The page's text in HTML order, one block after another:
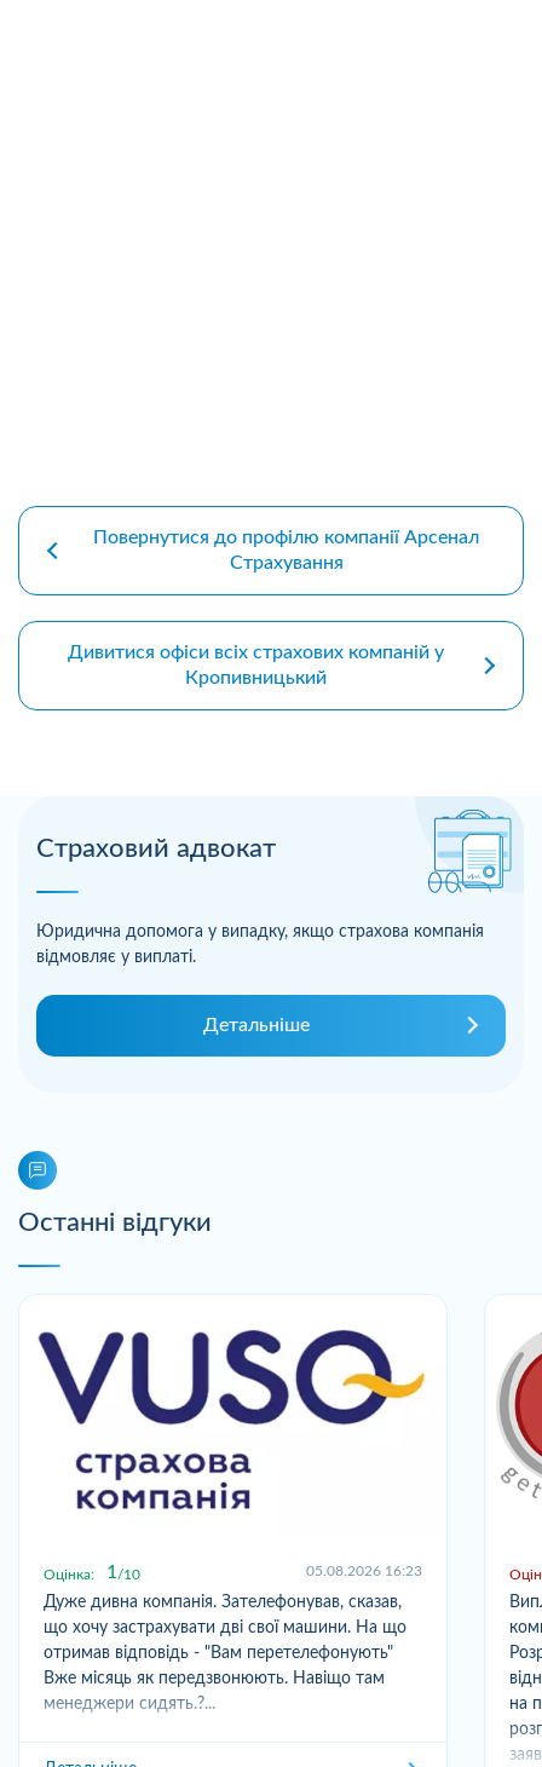
Страховий адвокат
Юридична допомога у випадку, якщо страхова компанія
відмовляє у виплаті.
Детальніше
Останні відгуки
Оцінка: 1 10 05.08.2026 16:23
Дуже дивна компанія. Зателефонував, сказав,
що хочу застрахувати дві свої машини. На що
отримав відповідь - "Вам перетелефонують"
Вже місяць як передзвонюють. Навіщо там
менеджери сидять.?...
на
Повернутися до профілю компанії Арсенал
Страхування
Дивитися офіси всіх страхових компаній у
Кропивницький